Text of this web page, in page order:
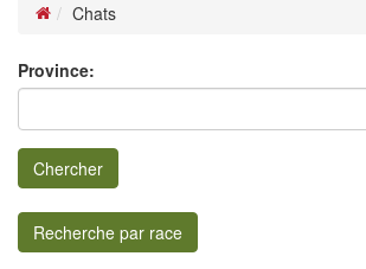
Chats
Province:
Chercher
Recherche par race